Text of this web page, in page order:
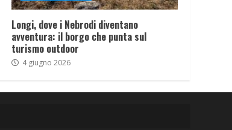
Longi, dove i Nebrodi diventano
avventura: il borgo che punta sul
turismo outdoor
4 giugno 2026